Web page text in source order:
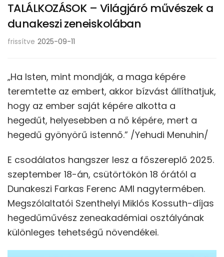
TALÁLKOZÁSOK – Világjáró művészek a
dunakeszi zeneiskolában
frissítve 2025-09-11
„Ha Isten, mint mondják, a maga képére
teremtette az embert, akkor bízvást állíthatjuk,
hogy az ember saját képére alkotta a
hegedűt, helyesebben a nő képére, mert a
hegedű gyönyörű istennő.” /Yehudi Menuhin/
E csodálatos hangszer lesz a főszereplő 2025.
szeptember 18-án, csütörtökön 18 órától a
Dunakeszi Farkas Ferenc AMI nagytermében.
Megszólaltatói Szenthelyi Miklós Kossuth-díjas
hegedűművész zeneakadémiai osztályának
különleges tehetségű növendékei.